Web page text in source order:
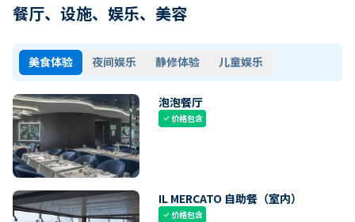
餐厅、设施、娱乐、美容
美食体验 夜间娱乐 静修体验 儿童娱乐
泡泡餐厅
check价格包含
IL MERCATO 自助餐（室内）
check价格包含